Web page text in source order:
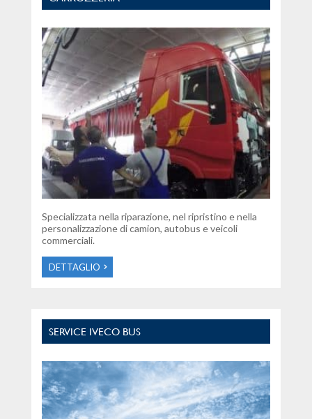
Specializzata nella riparazione, nel ripristino e nella
personalizzazione di camion, autobus e veicoli
commerciali.
DETTAGLIO
SERVICE IVECO BUS